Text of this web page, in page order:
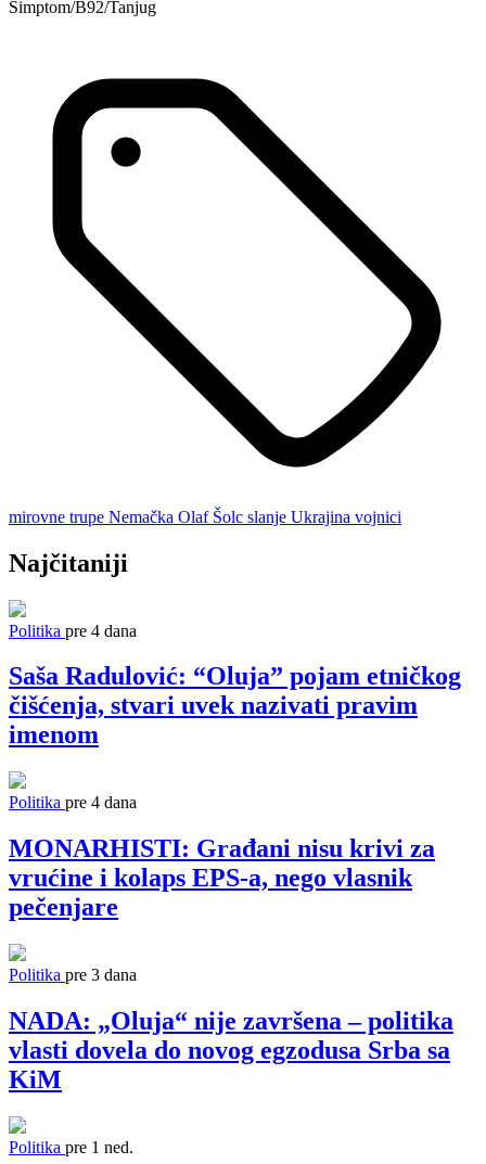
Simptom/B92/Tanjug
mirovne trupe Nemačka Olaf Šolc slanje Ukrajina vojnici
Najčitaniji
Politika pre 4 dana
Saša Radulović: “Oluja” pojam etničkog
čišćenja, stvari uvek nazivati pravim
imenom
Politika pre 4 dana
MONARHISTI: Građani nisu krivi za
vrućine i kolaps EPS-a, nego vlasnik
pečenjare
Politika pre 3 dana
NADA: „Oluja“ nije završena – politika
vlasti dovela do novog egzodusa Srba sa
KiM
Politika pre 1 ned.